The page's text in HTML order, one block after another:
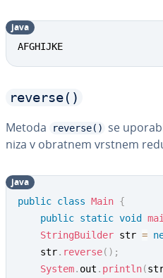
AFGHIJKE
java
reverse()
Metoda reverse()
se
niza v obratnem vrstnem
public class Main {
public static void
StringBuilder str =
	str
. reverse( ) ;
System. out . println(
java